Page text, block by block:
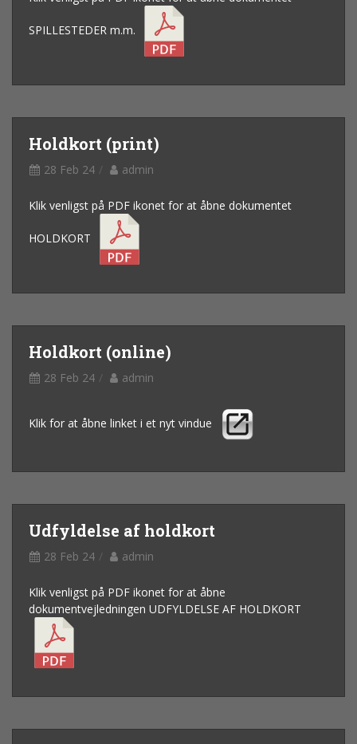
SPILLESTEDER m.m.
Holdkort (print)
28 Feb 24 admin
Klik venligst på PDF ikonet for at åbne dokumentet
HOLDKORT
Holdkort (online)
28 Feb 24 admin
Klik for at åbne linket i et nyt vindue
Udfyldelse af holdkort
28 Feb 24 admin
Klik venligst på PDF ikonet for at åbne
dokumentvejledningen UDFYLDELSE AF HOLDKORT